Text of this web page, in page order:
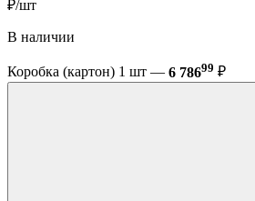
₽/шт
В наличии
Коробка (картон) 1 шт — 6 78699 ₽